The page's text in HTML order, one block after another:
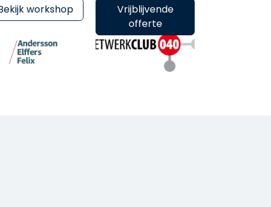
Vrijblijvende
offerte
workshop